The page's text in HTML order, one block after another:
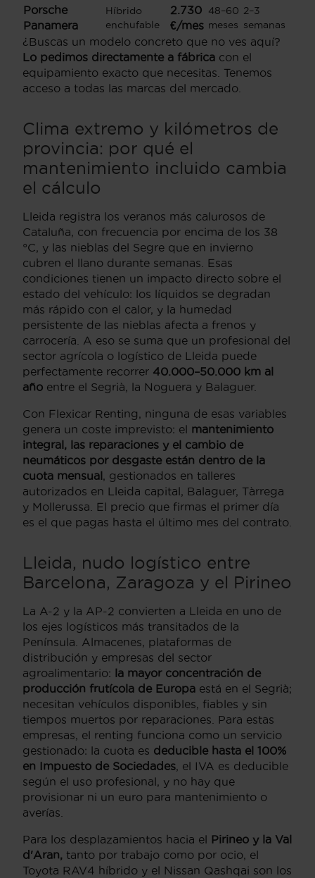
Porsche
Panamera
Híbrido
enchufable
2.730
€/mes
48–60
meses
2–3
semanas
¿Buscas un modelo concreto que no ves aquí?
Lo pedimos directamente a fábrica con el
equipamiento exacto que necesitas. Tenemos
acceso a todas las marcas del mercado.
Clima extremo y kilómetros de
provincia: por qué el
mantenimiento incluido cambia
el cálculo
Lleida registra los veranos más calurosos de
Cataluña, con frecuencia por encima de los 38
°C, y las nieblas del Segre que en invierno
cubren el llano durante semanas. Esas
condiciones tienen un impacto directo sobre el
estado del vehículo: los líquidos se degradan
más rápido con el calor, y la humedad
persistente de las nieblas afecta a frenos y
carrocería. A eso se suma que un profesional del
sector agrícola o logístico de Lleida puede
perfectamente recorrer 40.000–50.000 km al
año entre el Segrià, la Noguera y Balaguer.
Con Flexicar Renting, ninguna de esas variables
genera un coste imprevisto: el mantenimiento
integral, las reparaciones y el cambio de
neumáticos por desgaste están dentro de la
cuota mensual, gestionados en talleres
autorizados en Lleida capital, Balaguer, Tàrrega
y Mollerussa. El precio que firmas el primer día
es el que pagas hasta el último mes del contrato.
Lleida, nudo logístico entre
Barcelona, Zaragoza y el Pirineo
La A-2 y la AP-2 convierten a Lleida en uno de
los ejes logísticos más transitados de la
Península. Almacenes, plataformas de
distribución y empresas del sector
agroalimentario: la mayor concentración de
producción frutícola de Europa está en el Segrià;
necesitan vehículos disponibles, fiables y sin
tiempos muertos por reparaciones. Para estas
empresas, el renting funciona como un servicio
gestionado: la cuota es deducible hasta el 100%
en Impuesto de Sociedades, el IVA es deducible
según el uso profesional, y no hay que
provisionar ni un euro para mantenimiento o
averías.
Para los desplazamientos hacia el Pirineo y la Val
d'Aran, tanto por trabajo como por ocio, el
Toyota RAV4 híbrido y el Nissan Qashqai son los